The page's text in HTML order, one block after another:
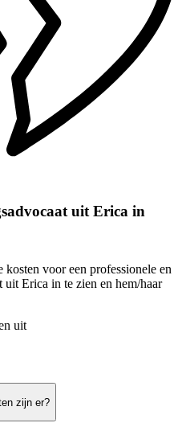
uit Erica in
voor een professionele en
uit Erica in te zien en hem/haar
uit
zijn er?